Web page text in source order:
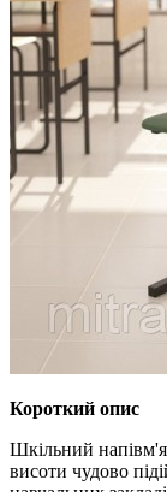
Короткий опис
Шкільний
висоти чудово